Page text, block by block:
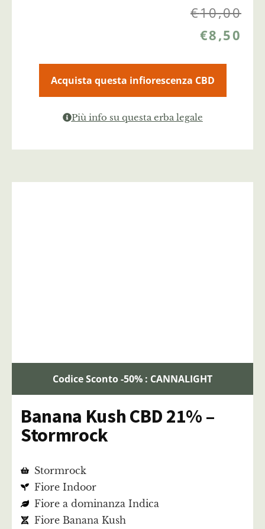
€10,00
€8,50
Acquista questa infiorescenza CBD
Più info su questa erba legale
Codice Sconto -50% : CANNALIGHT
Banana Kush CBD 21% –
Stormrock
Stormrock
Fiore Indoor
Fiore a dominanza Indica
Fiore Banana Kush